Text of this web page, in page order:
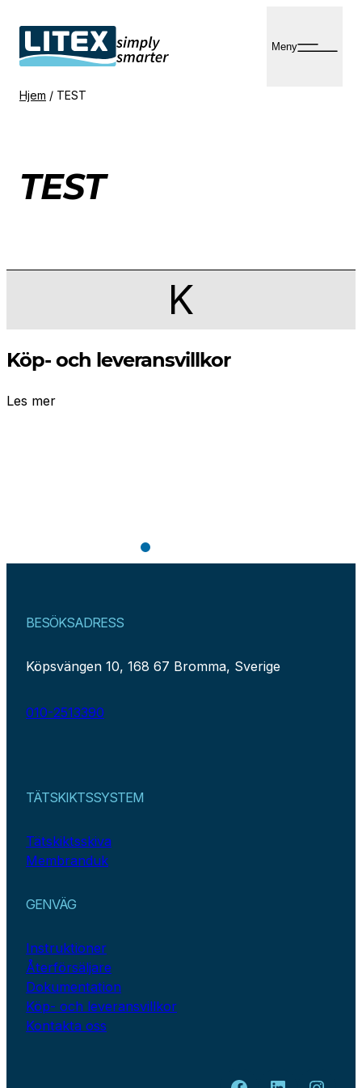
innhold
Meny
Hjem / TEST
TEST
K
Köp- och leveransvillkor
Les mer
BESÖKSADRESS
Köpsvängen 10, 168 67 Bromma, Sverige
010-2513390
TÄTSKIKTSSYSTEM
Tätskiktsskiva
Membranduk
GENVÄG
Instruktioner
Återförsäljare
Dokumentation
Köp- och leveransvillkor
Kontakta oss